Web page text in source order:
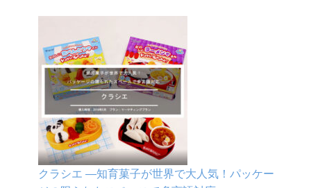
クラシエ ―知育菓子が世界で大人気！パッケー